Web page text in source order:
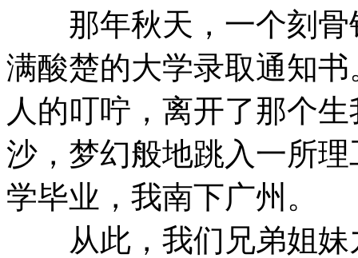
那年秋天，一个刻骨
满酸楚的大学录取通知
人的叮咛，离开了那个
沙，梦幻般地跳入一所
学毕业，我南下广州。
从此，我们兄弟姐妹